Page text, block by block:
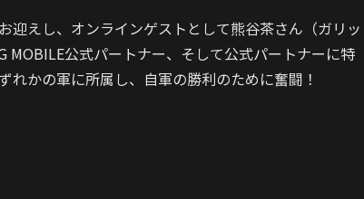
迎えし、オンラインゲストとして熊谷茶さん（ガリッ
MOBILE公式パートナー、そして公式パートナーに特
かの軍に所属し、自軍の勝利のために奮闘！